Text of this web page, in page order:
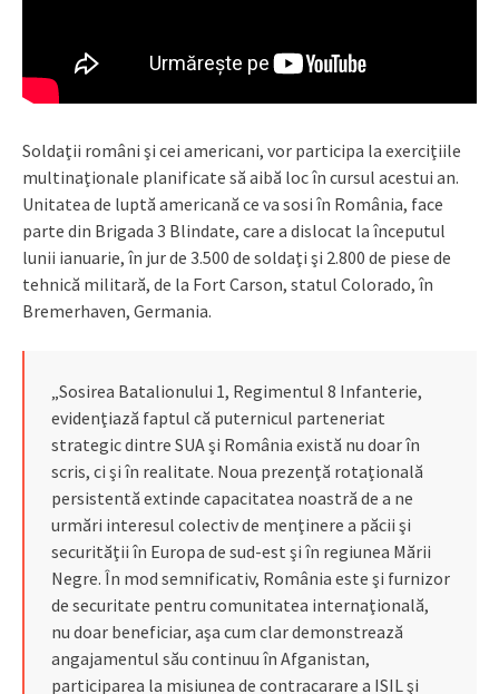
Soldaţii români şi cei americani, vor participa la exerciţiile
multinaţionale planificate să aibă loc în cursul acestui an.
Unitatea de luptă americană ce va sosi în România, face
parte din Brigada 3 Blindate, care a dislocat la începutul
lunii ianuarie, în jur de 3.500 de soldaţi şi 2.800 de piese de
tehnică militară, de la Fort Carson, statul Colorado, în
Bremerhaven, Germania.
„Sosirea Batalionului 1, Regimentul 8 Infanterie,
evidenţiază faptul că puternicul parteneriat
strategic dintre SUA şi România există nu doar în
scris, ci şi în realitate. Noua prezenţă rotaţională
persistentă extinde capacitatea noastră de a ne
urmări interesul colectiv de menţinere a păcii şi
securităţii în Europa de sud-est şi în regiunea Mării
Negre. În mod semnificativ, România este şi furnizor
de securitate pentru comunitatea internaţională,
nu doar beneficiar, aşa cum clar demonstrează
angajamentul său continuu în Afganistan,
participarea la misiunea de contracarare a ISIL şi